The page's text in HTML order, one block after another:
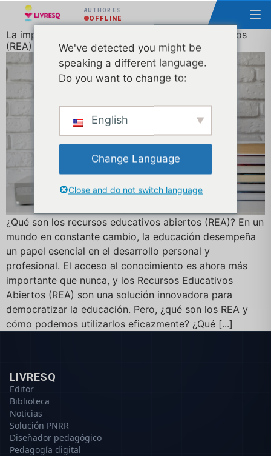
AUTHOR ES
OFFLINE
La importancia de los Recursos Educativos Abiertos
(REA) y su uso eficaz
¿Qué son los recursos educativos abiertos (REA)? En un
mundo en constante cambio, la educación desempeña
un papel esencial en el desarrollo personal y
profesional. El acceso al conocimiento es ahora más
importante que nunca, y los Recursos Educativos
Abiertos (REA) son una solución innovadora para
democratizar la educación. Pero, ¿qué son los REA y
cómo podemos utilizarlos eficazmente? ¿Qué [...]
LIVRESQ
Editor
Biblioteca
Noticias
Solución PNRR
Diseñador pedagógico
Pedagogía digital
We've detected you might be
speaking a different language.
Do you want to change to:
English
Change Language
Close and do not switch language